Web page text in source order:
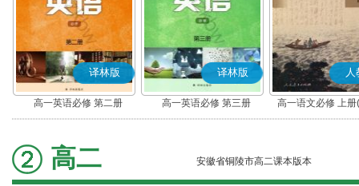
译林版
高一英语必修 第二册
译林版
高一英语必修 第三册
人
高一语文必修 上
高二 安徽省铜陵市高二课本版本